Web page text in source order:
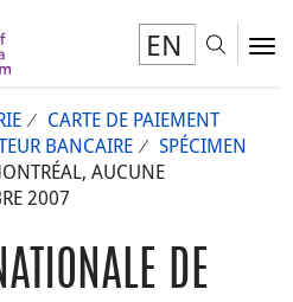
EN
CARTE DE PAIEMENT
BANCAIRE
SPÉCIMEN
AUCUNE
2007
DE